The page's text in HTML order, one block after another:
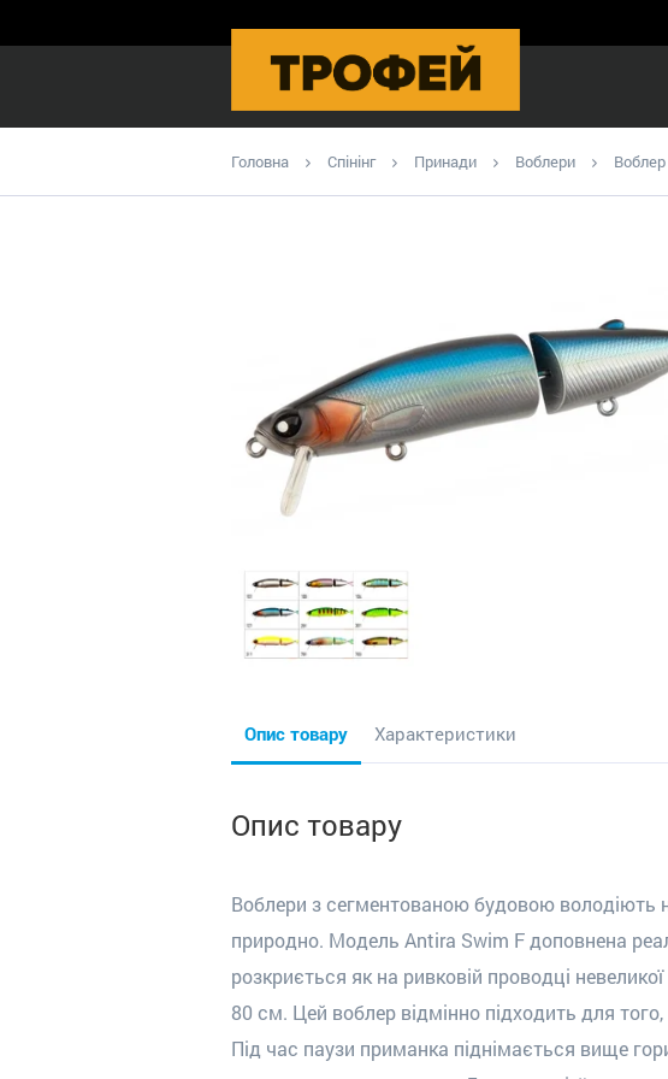
Головна Спінінг Принади Воблери
Опис товару Характеристики
Опис товару
Воблери з сегментованоюбудовою володіють
природно. Модель Antira Swim F доповнена
розкриється як на ривковій проводці
80 см. Цей воблер відмінно підходить для
Під час паузи приманка піднімається вище